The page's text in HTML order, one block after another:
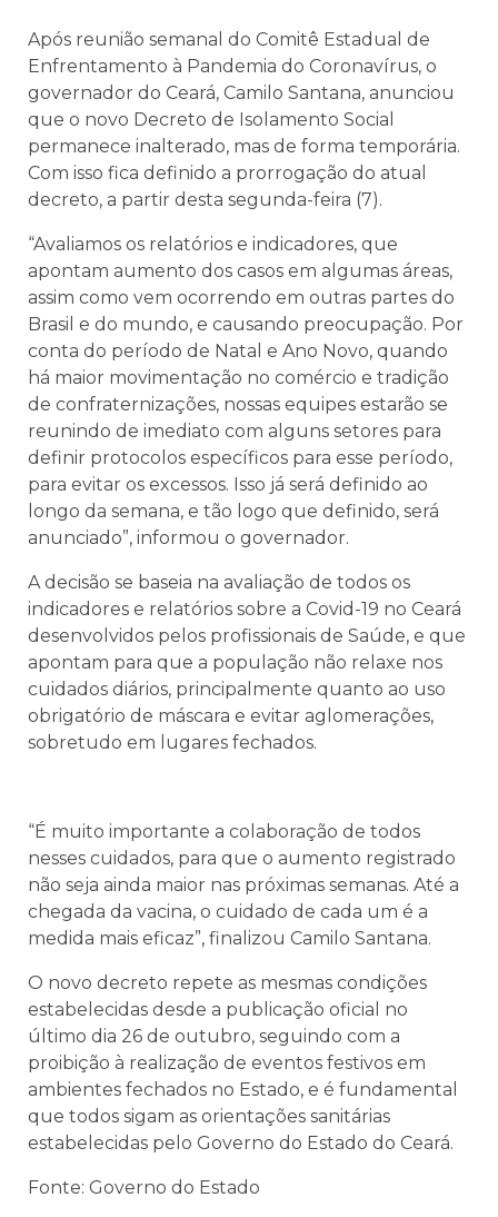
Após reunião semanal do Comitê Estadual de
Enfrentamento à Pandemia do Coronavírus, o
governador do Ceará, Camilo Santana, anunciou
que o novo Decreto de Isolamento Social
permanece inalterado, mas de forma temporária.
Com isso fica definido a prorrogação do atual
decreto, a partir desta segunda-feira (7).
“Avaliamos os relatórios e indicadores, que
apontam aumento dos casos em algumas áreas,
assim como vem ocorrendo em outras partes do
Brasil e do mundo, e causando preocupação. Por
conta do período de Natal e Ano Novo, quando
há maior movimentação no comércio e tradição
de confraternizações, nossas equipes estarão se
reunindo de imediato com alguns setores para
definir protocolos específicos para esse período,
para evitar os excessos. Isso já será definido ao
longo da semana, e tão logo que definido, será
anunciado”, informou o governador.
A decisão se baseia na avaliação de todos os
indicadores e relatórios sobre a Covid-19 no Ceará
desenvolvidos pelos profissionais de Saúde, e que
apontam para que a população não relaxe nos
cuidados diários, principalmente quanto ao uso
obrigatório de máscara e evitar aglomerações,
sobretudo em lugares fechados.
“É muito importante a colaboração de todos
nesses cuidados, para que o aumento registrado
não seja ainda maior nas próximas semanas. Até a
chegada da vacina, o cuidado de cada um é a
medida mais eficaz”, finalizou Camilo Santana.
O novo decreto repete as mesmas condições
estabelecidas desde a publicação oficial no
último dia 26 de outubro, seguindo com a
proibição à realização de eventos festivos em
ambientes fechados no Estado, e é fundamental
que todos sigam as orientações sanitárias
estabelecidas pelo Governo do Estado do Ceará.
Fonte: Governo do Estado